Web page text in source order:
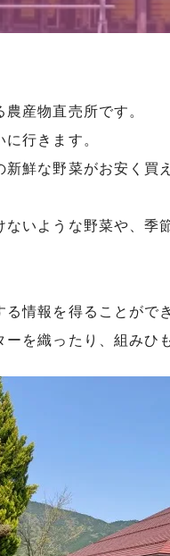
産物直売所です。
行きます。
鮮な野菜がお安く買
いような野菜や、
情報を得ることがで
を織ったり、組みひ